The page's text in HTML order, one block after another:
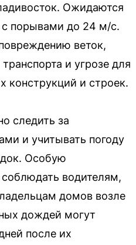
Ожидаются
с порывами до 24 м/с.
веток,
и угрозе для
конструкций и строек.
следить за
и учитывать погоду
Особую
водителям,
домов возле
дождей могут
после их